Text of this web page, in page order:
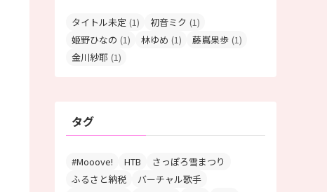
タイトル未定 (1) 初音ミク (1)
姫野ひなの (1) 林ゆめ (1) 藤嶌果歩 (1)
金川紗耶 (1)
タグ
#Mooove! HTB
さっぽろ雪まつり
ふるさと納税
バーチャル歌手